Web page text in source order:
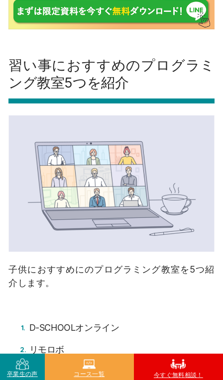
習い事におすすめのプログラミ
ング教室5つを紹介
子供におすすめにのプログラミング教室を5つ紹
介します。
D-SCHOOLオンライン
リモロボ
そら塾 オンライン個別
卒業生の声 コース一覧 今すぐ無料相談！